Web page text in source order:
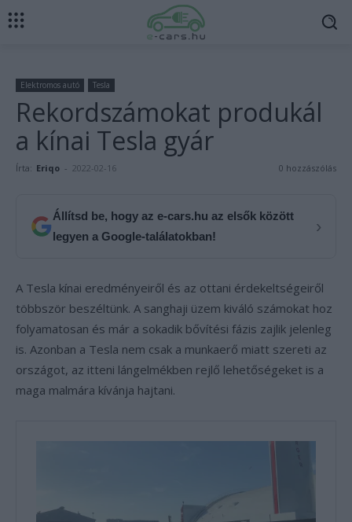
Elektromos autó Tesla
Rekordszámokat produkál
a kínai Tesla gyár
Írta: Eriqo - 2022-02-16 0 hozzászólás
Állítsd be, hogy az e-cars.hu az elsők között
legyen a Google-találatokban!
›
A Tesla kínai eredményeiről és az ottani érdekeltségeiről
többször beszéltünk. A sanghaji üzem kiváló számokat hoz
folyamatosan és már a sokadik bővítési fázis zajlik jelenleg
is. Azonban a Tesla nem csak a munkaerő miatt szereti az
országot, az itteni lángelmékben rejlő lehetőségeket is a
maga malmára kívánja hajtani.